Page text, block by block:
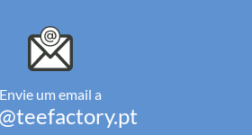
Envie um email a